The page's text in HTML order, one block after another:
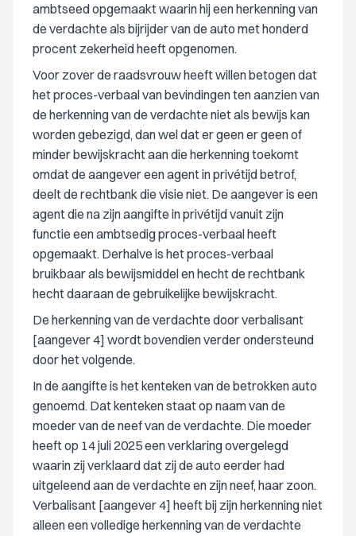
ambtseed opgemaakt waarin hij een herkenning van
de verdachte als bijrijder van de auto met honderd
procent zekerheid heeft opgenomen.
Voor zover de raadsvrouw heeft willen betogen dat
het proces-verbaal van bevindingen ten aanzien van
de herkenning van de verdachte niet als bewijs kan
worden gebezigd, dan wel dat er geen er geen of
minder bewijskracht aan die herkenning toekomt
omdat de aangever een agent in privétijd betrof,
deelt de rechtbank die visie niet. De aangever is een
agent die na zijn aangifte in privétijd vanuit zijn
functie een ambtsedig proces-verbaal heeft
opgemaakt. Derhalve is het proces-verbaal
bruikbaar als bewijsmiddel en hecht de rechtbank
hecht daaraan de gebruikelijke bewijskracht.
De herkenning van de verdachte door verbalisant
[aangever 4] wordt bovendien verder ondersteund
door het volgende.
In de aangifte is het kenteken van de betrokken auto
genoemd. Dat kenteken staat op naam van de
moeder van de neef van de verdachte. Die moeder
heeft op 14 juli 2025 een verklaring overgelegd
waarin zij verklaard dat zij de auto eerder had
uitgeleend aan de verdachte en zijn neef, haar zoon.
Verbalisant [aangever 4] heeft bij zijn herkenning niet
alleen een volledige herkenning van de verdachte